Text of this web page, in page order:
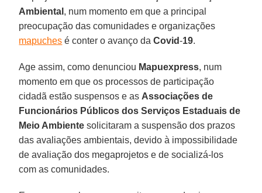
Ambiental , num momento em que a principal
preocupação das comunidades e organizações
mapuches é conter o avanço daCovid-19.
Age assim, como denunciou Mapuexpress, num
momento em que os processos de participação
cidadã estão suspensos e as Associações de
Funcionários Públicos dos Serviços Estaduais de
Meio Ambiente solicitaram a suspensão dos prazos
das avaliações ambientais, devido à impossibilidade
de avaliação dos megaprojetos e de socializá-los
com as comunidades.